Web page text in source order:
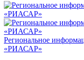
Региональное
«РИАСАР»